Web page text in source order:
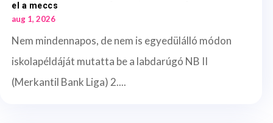
el a meccs
aug 1, 2026
Nem mindennapos, de nem is egyedülálló módon
iskolapéldáját mutatta be a labdarúgó NB II
(Merkantil Bank Liga) 2....